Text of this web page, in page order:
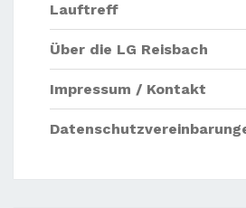
Lauftreff
Über die LG Reisbach
Impressum / Kontakt